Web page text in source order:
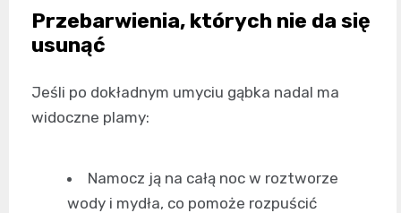
Przebarwienia, których nie da się
usunąć
Jeśli po dokładnym umyciu gąbka nadal ma
widoczne plamy:
Namocz ją na całą noc w roztworze
wody i mydła, co pomoże rozpuścić